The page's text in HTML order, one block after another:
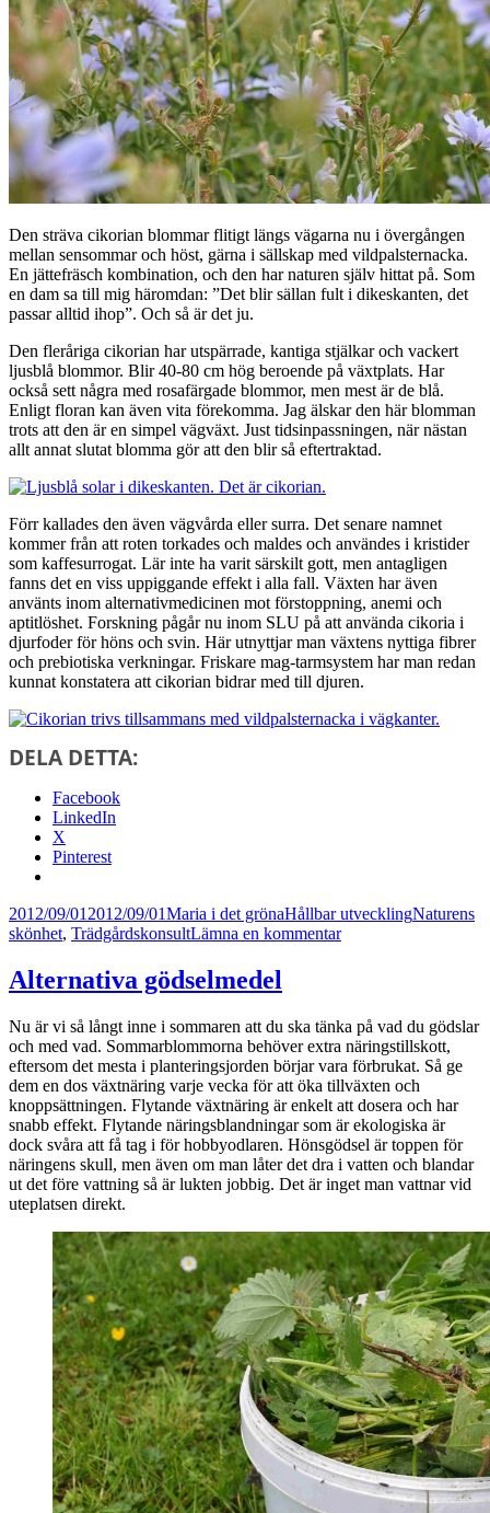
Den sträva cikorian blommar flitigt längs vägarna nu i övergången
mellan sensommar och höst, gärna i sällskap med vildpalsternacka.
En jättefräsch kombination, och den har naturen själv hittat på. Som
en dam sa till mig häromdan: ”Det blir sällan fult i dikeskanten, det
passar alltid ihop”. Och så är det ju.
Den fleråriga cikorian har utspärrade, kantiga stjälkar och vackert
ljusblå blommor. Blir 40-80 cm hög beroende på växtplats. Har
också sett några med rosafärgade blommor, men mest är de blå.
Enligt floran kan även vita förekomma. Jag älskar den här blomman
trots att den är en simpel vägväxt. Just tidsinpassningen, när nästan
allt annat slutat blomma gör att den blir så eftertraktad.
Förr kallades den även vägvårda eller surra. Det senare namnet
kommer från att roten torkades och maldes och användes i kristider
som kaffesurrogat. Lär inte ha varit särskilt gott, men antagligen
fanns det en viss uppiggande effekt i alla fall. Växten har även
använts inom alternativmedicinen mot förstoppning, anemi och
aptitlöshet. Forskning pågår nu inom SLU på att använda cikoria i
djurfoder för höns och svin. Här utnyttjar man växtens nyttiga fibrer
och prebiotiska verkningar. Friskare mag-tarmsystem har man redan
kunnat konstatera att cikorian bidrar med till djuren.
DELA DETTA:
Facebook
LinkedIn
X
Pinterest
Postat
2012/09/01 2012/09/01Författare
Maria i det grönaKategorier
Hållbar utvecklingTaggar
Naturens
skönhet, TrädgårdskonsultLämna en kommentartill
hösten
Alternativa gödselmedel
Nu är vi så långt inne i sommaren att du ska tänka på vad du gödslar
och med vad. Sommarblommorna behöver extra näringstillskott,
eftersom det mesta i planteringsjorden börjar vara förbrukat. Så ge
dem en dos växtnäring varje vecka för att öka tillväxten och
knoppsättningen. Flytande växtnäring är enkelt att dosera och har
snabb effekt. Flytande näringsblandningar som är ekologiska är
dock svåra att få tag i för hobbyodlaren. Hönsgödsel är toppen för
näringens skull, men även om man låter det dra i vatten och blandar
ut det före vattning så är lukten jobbig. Det är inget man vattnar vid
uteplatsen direkt.